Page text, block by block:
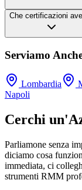
Che certificazioni
Serviamo
Lombardia
Napoli
Cerchi
Parliamone senza
diciamo cosa
immediata, ci
strumenti RMM